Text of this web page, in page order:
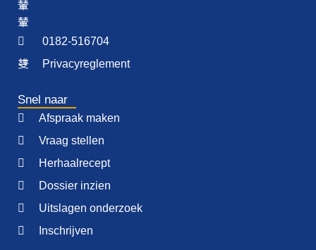
0182-516704
Privacyreglement
Snel naar
Afspraak maken
Vraag stellen
Herhaalrecept
Dossier inzien
Uitslagen onderzoek
Inschrijven